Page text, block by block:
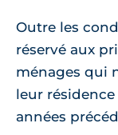
Outre les
réservé aux
ménages qui
leur
années